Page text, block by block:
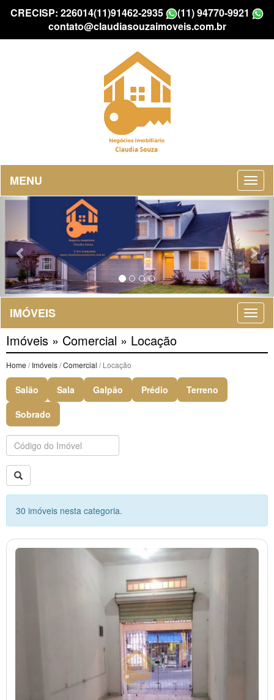
CRECISP: 226014(11)91462-2935
(11) 94770-9921
contato@claudiasouzaimoveis.com.br
MENU
Previous
IMÓVEIS
Imóveis » Comercial » Locação
Home /Imóveis/Comercial / Locação
Salão Sala Galpão Prédio
Terreno
Sobrado
30 imóveis nesta categoria.